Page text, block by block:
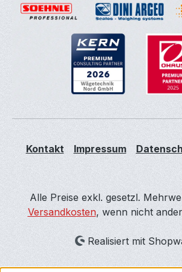
Kontakt Impressum
Alle Preise exkl. gesetzl.
Versandkosten, wenn nicht
Realisiert mit